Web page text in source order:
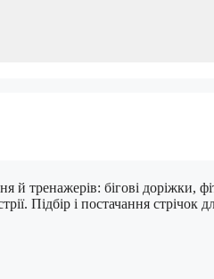
й тренажерів: бігові доріжки,
Підбір і постачання стрічок